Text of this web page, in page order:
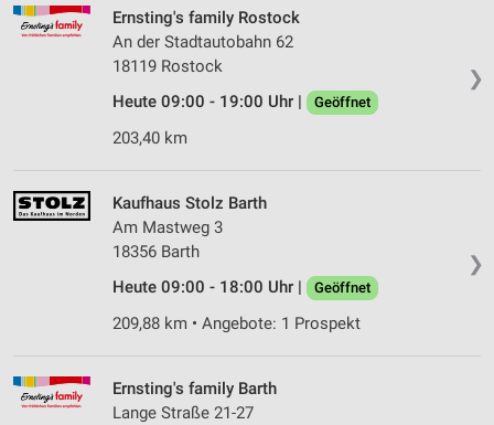
❯
Ernsting's family Rostock
An der Stadtautobahn 62
18119 Rostock
Heute 09:00 - 19:00 Uhr |
Geöffnet
203,40 km
❯
Kaufhaus Stolz Barth
Am Mastweg 3
18356 Barth
Heute 09:00 - 18:00 Uhr |
Geöffnet
209,88 km • Angebote: 1 Prospekt
Ernsting's family Barth
Lange Straße 21-27